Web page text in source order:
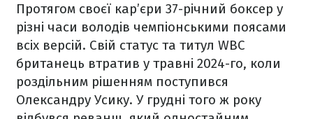
Протягом своєї кар’єри 37-річний боксер у
різні часи володів чемпіонськими поясами
всіх версій. Свій статус та титул WBC
британець втратив у травні 2024-го, коли
роздільним рішенням поступився
Олександру Усику. У грудні того ж року